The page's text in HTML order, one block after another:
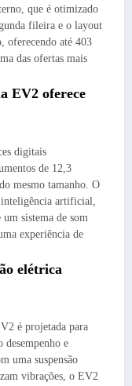
que é otimizado
fileira e o layout
oferecendo até 403
das ofertas mais
EV2 oferece
digitais
de 12,3
mesmo tamanho. O
artificial,
sistema de som
experiência de
elétrica
é projetada para
desempenho e
uma suspensão
vibrações, o EV2